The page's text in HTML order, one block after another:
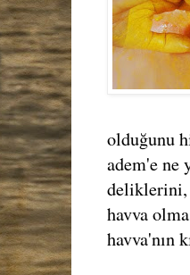
olduğunu
adem'e ne
deliklerini,
havva
havva'nın